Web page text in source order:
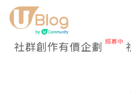
社群創作有價企劃